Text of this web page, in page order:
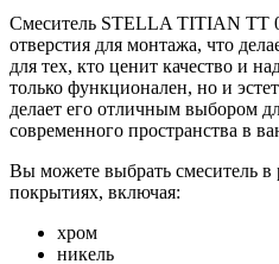
Смеситель STELLA TITIAN TT
отверстия для монтажа, что
для тех, кто ценит качество и
только функционален, но и
делает его отличным выбором
современного пространства в
Вы можете выбрать смеситель в
покрытиях, включая:
хром
никель